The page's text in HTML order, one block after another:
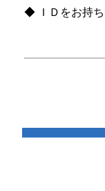
◆ ＩＤをお持ち